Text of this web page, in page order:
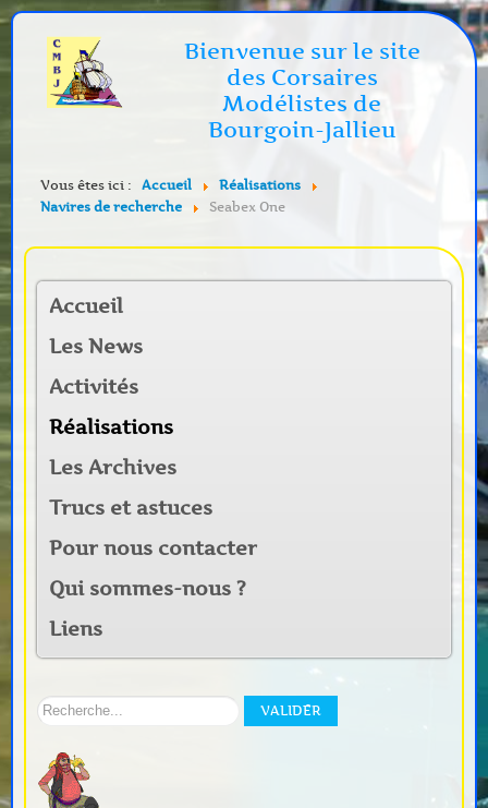
Bienvenue sur le site
des Corsaires
Modélistes de
Bourgoin-Jallieu
Vous êtes ici : Accueil
Réalisations
Navires de recherche
Seabex One
Accueil
Les News
Activités
Réalisations
Les Archives
Trucs et astuces
Pour nous contacter
Qui sommes-nous ?
Liens
Rechercher
site:
VALIDER